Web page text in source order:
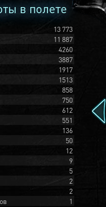
в полете
13 773
11 887
4260
3887
1917
1513
858
750
612
551
136
50
12
9
5
2
2
1